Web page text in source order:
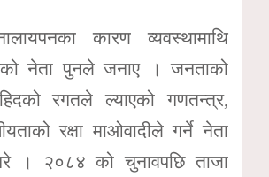
कारण व्यवस्थामाथि
नेता पुनले जनाए । जनताको
रगतले ल्याएको गणतन्त्र,
रक्षा माओवादीले गर्ने नेता
। २०८४ को चुनावपछि ताजा